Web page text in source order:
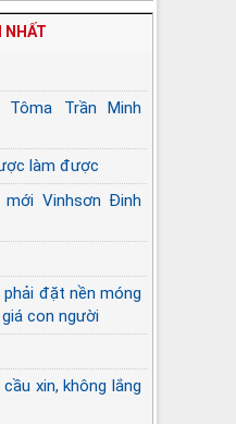
NHẤT
Trần Minh
làm được
Vinhsơn Đinh
đặt nền móng
con người
xin, không lắng